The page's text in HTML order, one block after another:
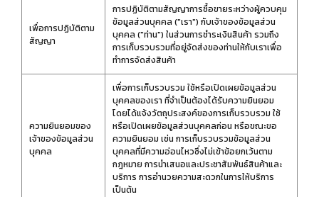
เพื่อการปฏิบัติตาม
สัญญา
การปฏิบัติตามสัญญาการซื้อขายระหว่างผู้ควบคุม
ข้อมูลส่วนบุคคล ("เรา") กับเจ้าของข้อมูลส่วน
บุคคล ("ท่าน") ในส่วนการชำระเงินสินค้า รวมถึง
การเก็บรวบรวมที่อยู่จัดส่งของท่านให้กับเราเพื่อ
ทำการจัดส่งสินค้า
ความยินยอมของ
เจ้าของข้อมูลส่วน
บุคคล
เพื่อการเก็บรวบรวม ใช้หรือเปิดเผยข้อมูลส่วน
บุคคลของเรา ที่จำเป็นต้องได้รับความยินยอม
โดยได้แจ้งวัตถุประสงค์ของการเก็บรวบรวม ใช้
หรือเปิดเผยข้อมูลส่วนบุคคลก่อน หรือขณะขอ
ความยินยอม เช่น การเก็บรวบรวมข้อมูลส่วน
บุคคลที่มีความอ่อนไหวซึ่งไม่เข้าข้อยกเว้นตาม
กฎหมาย การนำเสนอและประชาสัมพันธ์สินค้าและ
บริการ การอำนวยความสะดวกในการให้บริการ
เป็นต้น